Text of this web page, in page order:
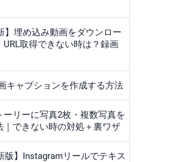
】埋め込み動画をダウンロー
URL取得できない時は？録画
キャプションを作成する方法
ーリーに写真2枚・複数写真を
｜できない時の対処＋裏ワザ
版】Instagramリールでテキス